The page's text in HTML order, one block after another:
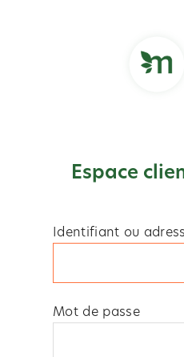
Espace
Identifiant ou
Mot de passe